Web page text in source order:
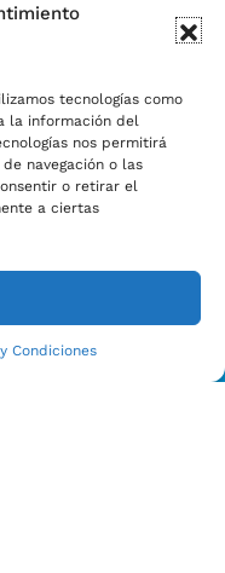
tecnologías como
la información del
nos permitirá
navegación o las
o retirar el
a ciertas
Condiciones